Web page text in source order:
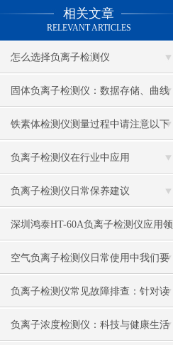
相关文章
RELEVANT ARTICLES
怎么选择负离子检测仪
固体负离子检测仪：数据存储、曲线
分析与报表导出功能详解
铁素体检测仪测量过程中请注意以下
几点
负离子检测仪在行业中应用
负离子检测仪日常保养建议
深圳鸿泰HT-60A负离子检测仪应用领
域
空气负离子检测仪日常使用中我们要
注意那几个要点？
负离子检测仪常见故障排查：针对读
数不稳、响应迟钝问题的诊断与处理
负离子浓度检测仪：科技与健康生活